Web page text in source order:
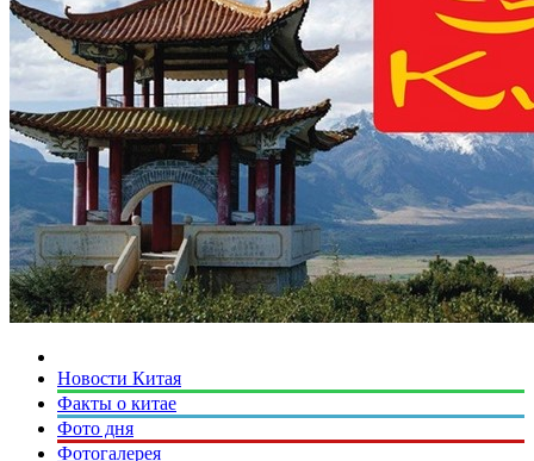
Новости Китая
Факты о китае
Фото дня
Фотогалерея